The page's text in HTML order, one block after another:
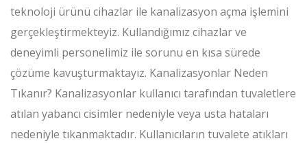
teknoloji ürünü cihazlar ile kanalizasyon açma işlemini
gerçekleştirmekteyiz. Kullandığımız cihazlar ve
deneyimli personelimiz ile sorunu en kısa sürede
çözüme kavuşturmaktayız. Kanalizasyonlar Neden
Tıkanır? Kanalizasyonlar kullanıcı tarafından tuvaletlere
atılan yabancı cisimler nedeniyle veya usta hataları
nedeniyle tıkanmaktadır. Kullanıcıların tuvalete atıkları